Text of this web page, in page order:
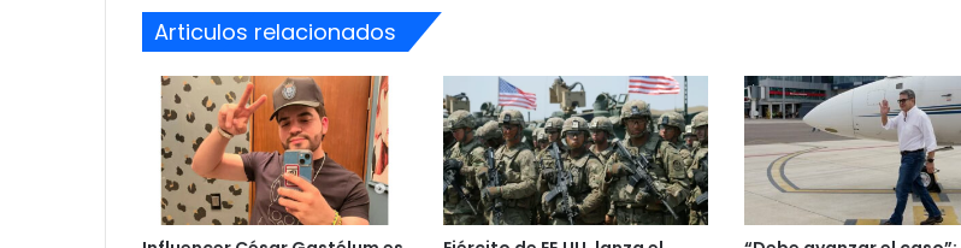
Articulos relacionados